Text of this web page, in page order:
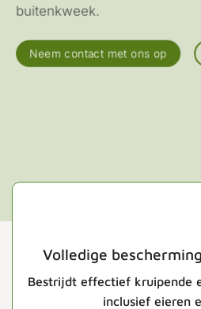
buitenkweek.
Neem contact met ons op
Volledige
Bestrijdt effectief kruipende
inclusief eieren